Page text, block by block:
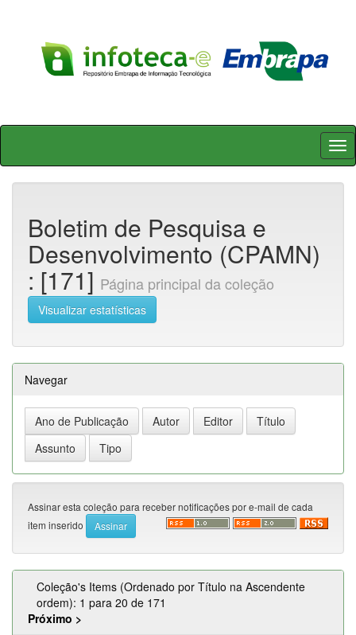
Skip
Boletim de Pesquisa e
Desenvolvimento (CPAMN)
: [171] Página principal da coleção
Visualizar estatísticas
Navegar
Assinar esta coleção para receber notificações por e-mail de cada
item inserido
Coleção's Items (Ordenado por Título na Ascendente
ordem): 1 para 20 de 171
Próximo >